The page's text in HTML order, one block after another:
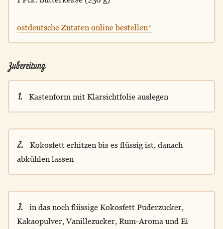
ostdeutsche Zutaten online bestellen*
Zubereitung
1. Kastenform mit Klarsichtfolie auslegen
2.
Kokosfett erhitzen bis es flüssig ist, danach
abkühlen lassen
3.
in das noch flüssige Kokosfett Puderzucker,
Kakaopulver, Vanillezucker, Rum-Aroma und Ei